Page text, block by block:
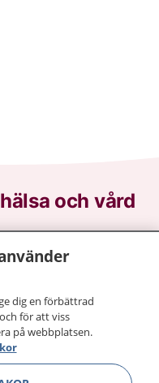
och vård
du kan kontakta.
göra dina
1177 för
bättre.
dig en förbättrad
för att viss
på webbplatsen.